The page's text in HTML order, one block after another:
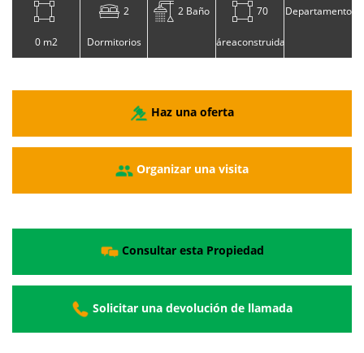
0 m2
2
Dormitorios
2 Baño 70
áreaconstruida
Departamento
Haz una oferta
Organizar una visita
Consultar esta Propiedad
Solicitar una devolución de llamada